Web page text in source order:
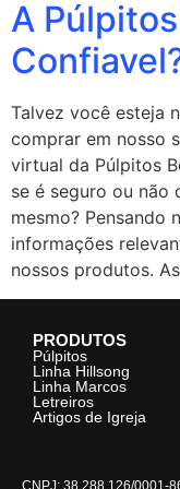
A
Talvez você esteja
comprar em nosso
virtual da Púlpitos
se é seguro ou não
mesmo? Pensando
informações
nossos produtos.
PRODUTOS
Púlpitos
Linha Hillsong
Linha Marcos
Letreiros
Artigos de Igreja
CNPJ: 38.288.126/0001-